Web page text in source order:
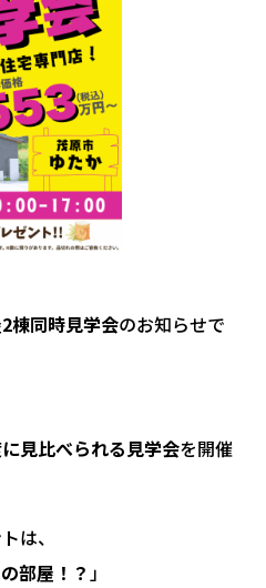
棟同時見学会のお知らせで
見比べられる見学会を開催
は、
部屋！？」